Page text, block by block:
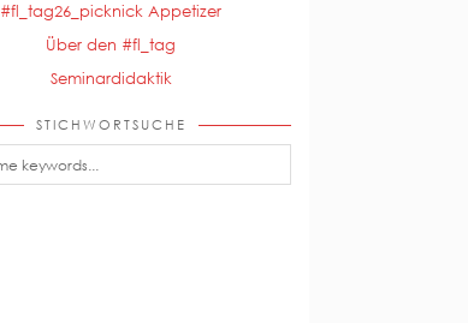
#fl_tag26_picknick Appetizer
Über den #fl_tag
Seminardidaktik
STICHWORTSUCHE